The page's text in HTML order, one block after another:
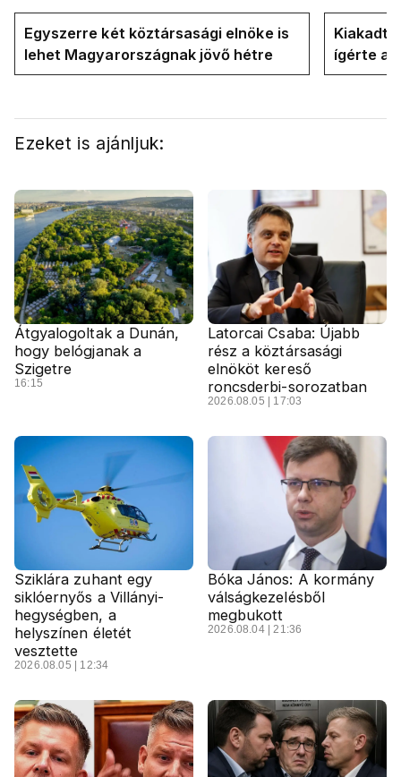
Egyszerre két köztársasági elnöke is
lehet Magyarországnak jövő hétre
Kiakadt
ígérte a
Magyar
Ezeket is ajánljuk:
Átgyalogoltak a Dunán,
hogy belógjanak a
Szigetre
16:15
Latorcai Csaba: Újabb
rész a köztársasági
elnököt kereső
roncsderbi-sorozatban
2026.08.05 | 17:03
Sziklára zuhant egy
siklóernyős a Villányi-
hegységben, a
helyszínen életét
vesztette
2026.08.05 | 12:34
Bóka János: A kormány
válságkezelésből
megbukott
2026.08.04 | 21:36